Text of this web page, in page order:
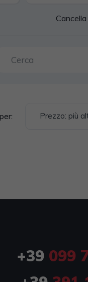
Prezzo: più
+39099